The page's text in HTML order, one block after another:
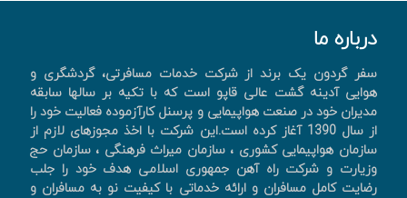
درباره ما
سفر گردون یک برند از شرکت خدمات مسافرتی، گردشگری و
هوایی آدینه گشت عالی قاپو است که با تکیه بر سالها سابقه
مدیران خود در صنعت هواپیمایی و پرسنل کارآزموده فعالیت خود را
از سال 1390 آغاز کرده است.این شرکت با اخذ مجوزهای لازم از
سازمان هواپیمایی کشوری ، سازمان میراث فرهنگی ، سازمان حج
وزیارت و شرکت راه آهن جمهوری اسلامی هدف خود را جلب
رضایت کامل مسافران و ارائه خدماتی با کیفیت نو به مسافران و